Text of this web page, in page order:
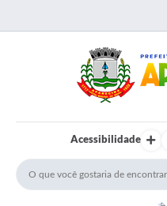
Acessibilidade